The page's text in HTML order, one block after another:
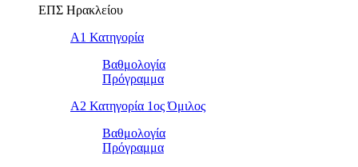
ΕΠΣ Ηρακλείου
Α1 Κατηγορία
Βαθμολογία
Πρόγραμμα
Α2 Κατηγορία 1ος Όμιλος
Βαθμολογία
Πρόγραμμα